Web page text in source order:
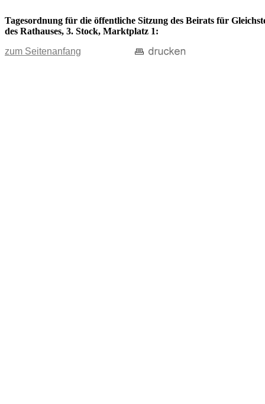
Tagesordnung für die öffentliche Sitzung des Beirats für
des Rathauses, 3. Stock, Marktplatz 1:
zum Seitenanfang